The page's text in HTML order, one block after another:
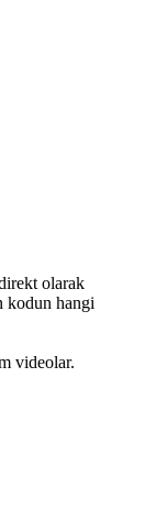
olarak
kodun hangi
videolar.